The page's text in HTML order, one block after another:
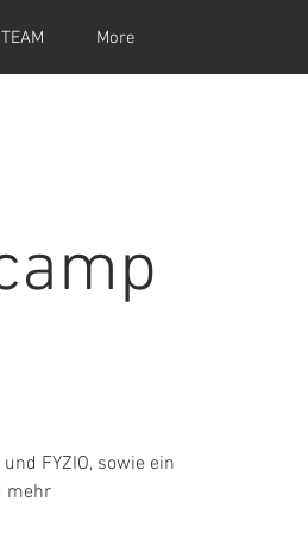
More
FYZIO, sowie ein
mehr